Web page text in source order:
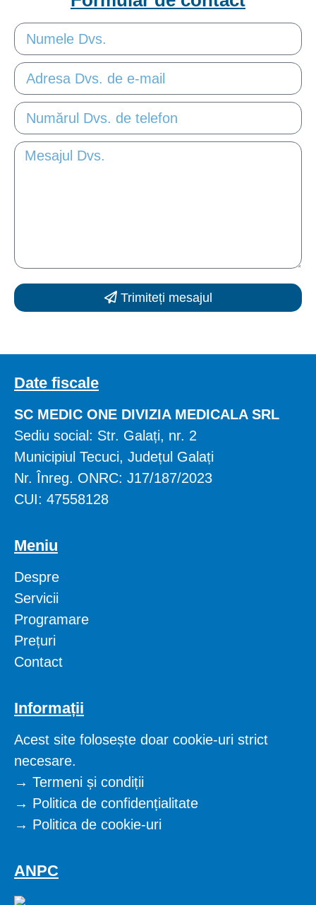
Trimiteți mesajul
Date fiscale
SC MEDIC ONE DIVIZIA MEDICALA SRL
Sediu social: Str. Galați, nr. 2
Municipiul Tecuci, Județul Galați
Nr. Înreg. ONRC: J17/187/2023
CUI: 47558128
Meniu
Despre
Servicii
Programare
Prețuri
Contact
Informații
Acest site folosește doar cookie-uri strict
necesare.
→ Termeni și condiții
→ Politica de confidențialitate
→ Politica de cookie-uri
ANPC